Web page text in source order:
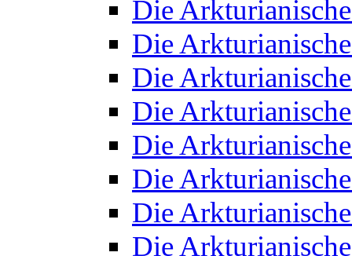
Die
Die
Die
Die
Die
Die
Die
Die